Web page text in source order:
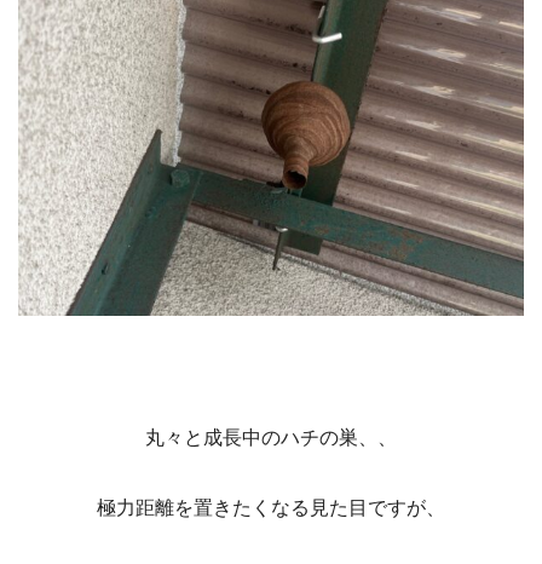
丸々と成長中のハチの巣、、
極力距離を置きたくなる見た目ですが、